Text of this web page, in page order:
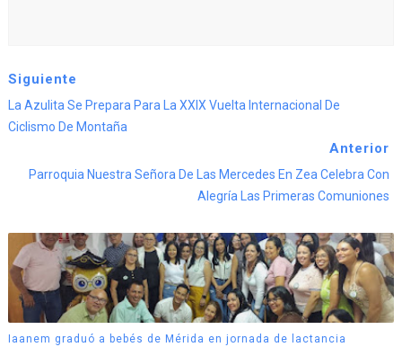
Siguiente
La Azulita Se Prepara Para La XXIX Vuelta Internacional De
Ciclismo De Montaña
Anterior
Parroquia Nuestra Señora De Las Mercedes En Zea Celebra Con
Alegría Las Primeras Comuniones
Iaanem graduó a bebés de Mérida en jornada de lactancia